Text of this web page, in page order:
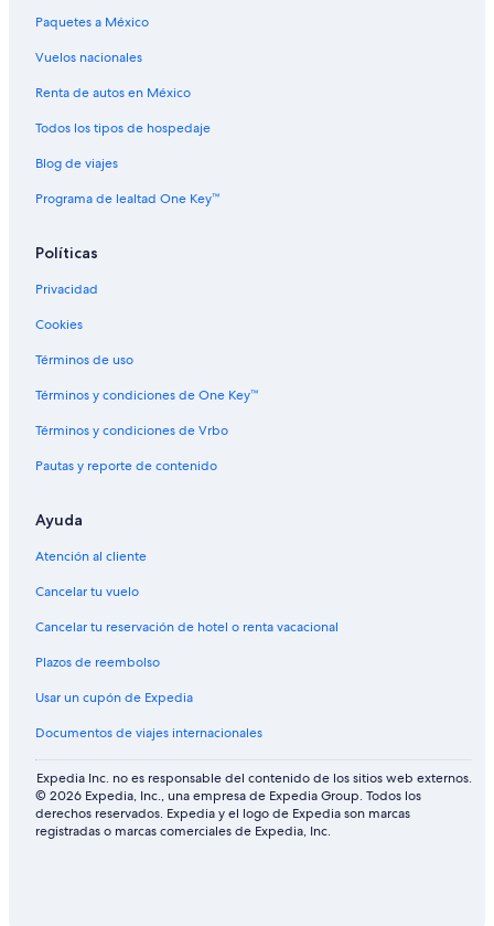
Paquetes a México
Vuelos nacionales
Renta de autos en México
Todos los tipos de hospedaje
Blog de viajes
Programa de lealtad One Key™
Políticas
Privacidad
Cookies
Términos de uso
Términos y condiciones de One Key™
Términos y condiciones de Vrbo
Pautas y reporte de contenido
Ayuda
Atención al cliente
Cancelar tu vuelo
Cancelar tu reservación de hotel o renta vacacional
Plazos de reembolso
Usar un cupón de Expedia
Documentos de viajes internacionales
Expedia Inc. no es responsable del contenido de los sitios web externos.
© 2026 Expedia, Inc., una empresa de Expedia Group. Todos los
derechos reservados. Expedia y el logo de Expedia son marcas
registradas o marcas comerciales de Expedia, Inc.